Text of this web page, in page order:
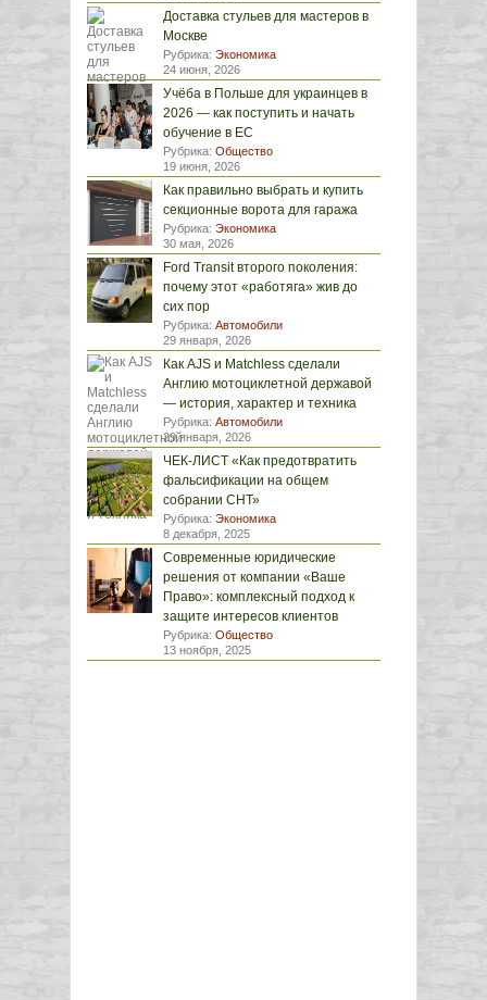
Доставка стульев для мастеров в
Москве
Рубрика: Экономика
24 июня, 2026
Учёба в Польше для украинцев в
2026 — как поступить и начать
обучение в ЕС
Рубрика: Общество
19 июня, 2026
Как правильно выбрать и купить
секционные ворота для гаража
Рубрика: Экономика
30 мая, 2026
Ford Transit второго поколения:
почему этот «работяга» жив до
сих пор
Рубрика: Автомобили
29 января, 2026
Как AJS и Matchless сделали
Англию мотоциклетной державой
— история, характер и техника
Рубрика: Автомобили
29 января, 2026
ЧЕК-ЛИСТ «Как предотвратить
фальсификации на общем
собрании СНТ»
Рубрика: Экономика
8 декабря, 2025
Современные юридические
решения от компании «Ваше
Право»: комплексный подход к
защите интересов клиентов
Рубрика: Общество
13 ноября, 2025